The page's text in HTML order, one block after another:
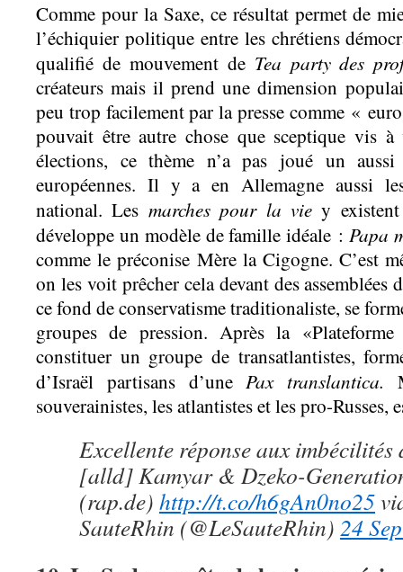
Comme pour la Saxe, ce résultat permet de
l’échiquier politique entre les chrétiens
qualifié de mouvement de Tea party des
créateurs mais il prend une dimension
peu trop facilement par la presse comme «
pouvait être autre chose que sceptique vis
élections, ce thème n’a pas joué un
européennes. Il y a en Allemagne aussi
national. Les marches pour la vie y
développe un modèle de famille idéale : Papa
comme le préconise Mère la Cigogne. C’est
on les voit prêcher cela devant des assemblées
ce fond de conservatisme traditionaliste, se
groupes de pression. Après la
constituer un groupe de transatlantistes,
d’Israël partisans d’unePax translantica.
souverainistes, les atlantistes et les pro-Russes,
Excellente réponse aux
[alld] Kamyar & Dzeko-
(rap.de) http://t.co/h6gAn0no25
SauteRhin (@LeSauteRhin) 24